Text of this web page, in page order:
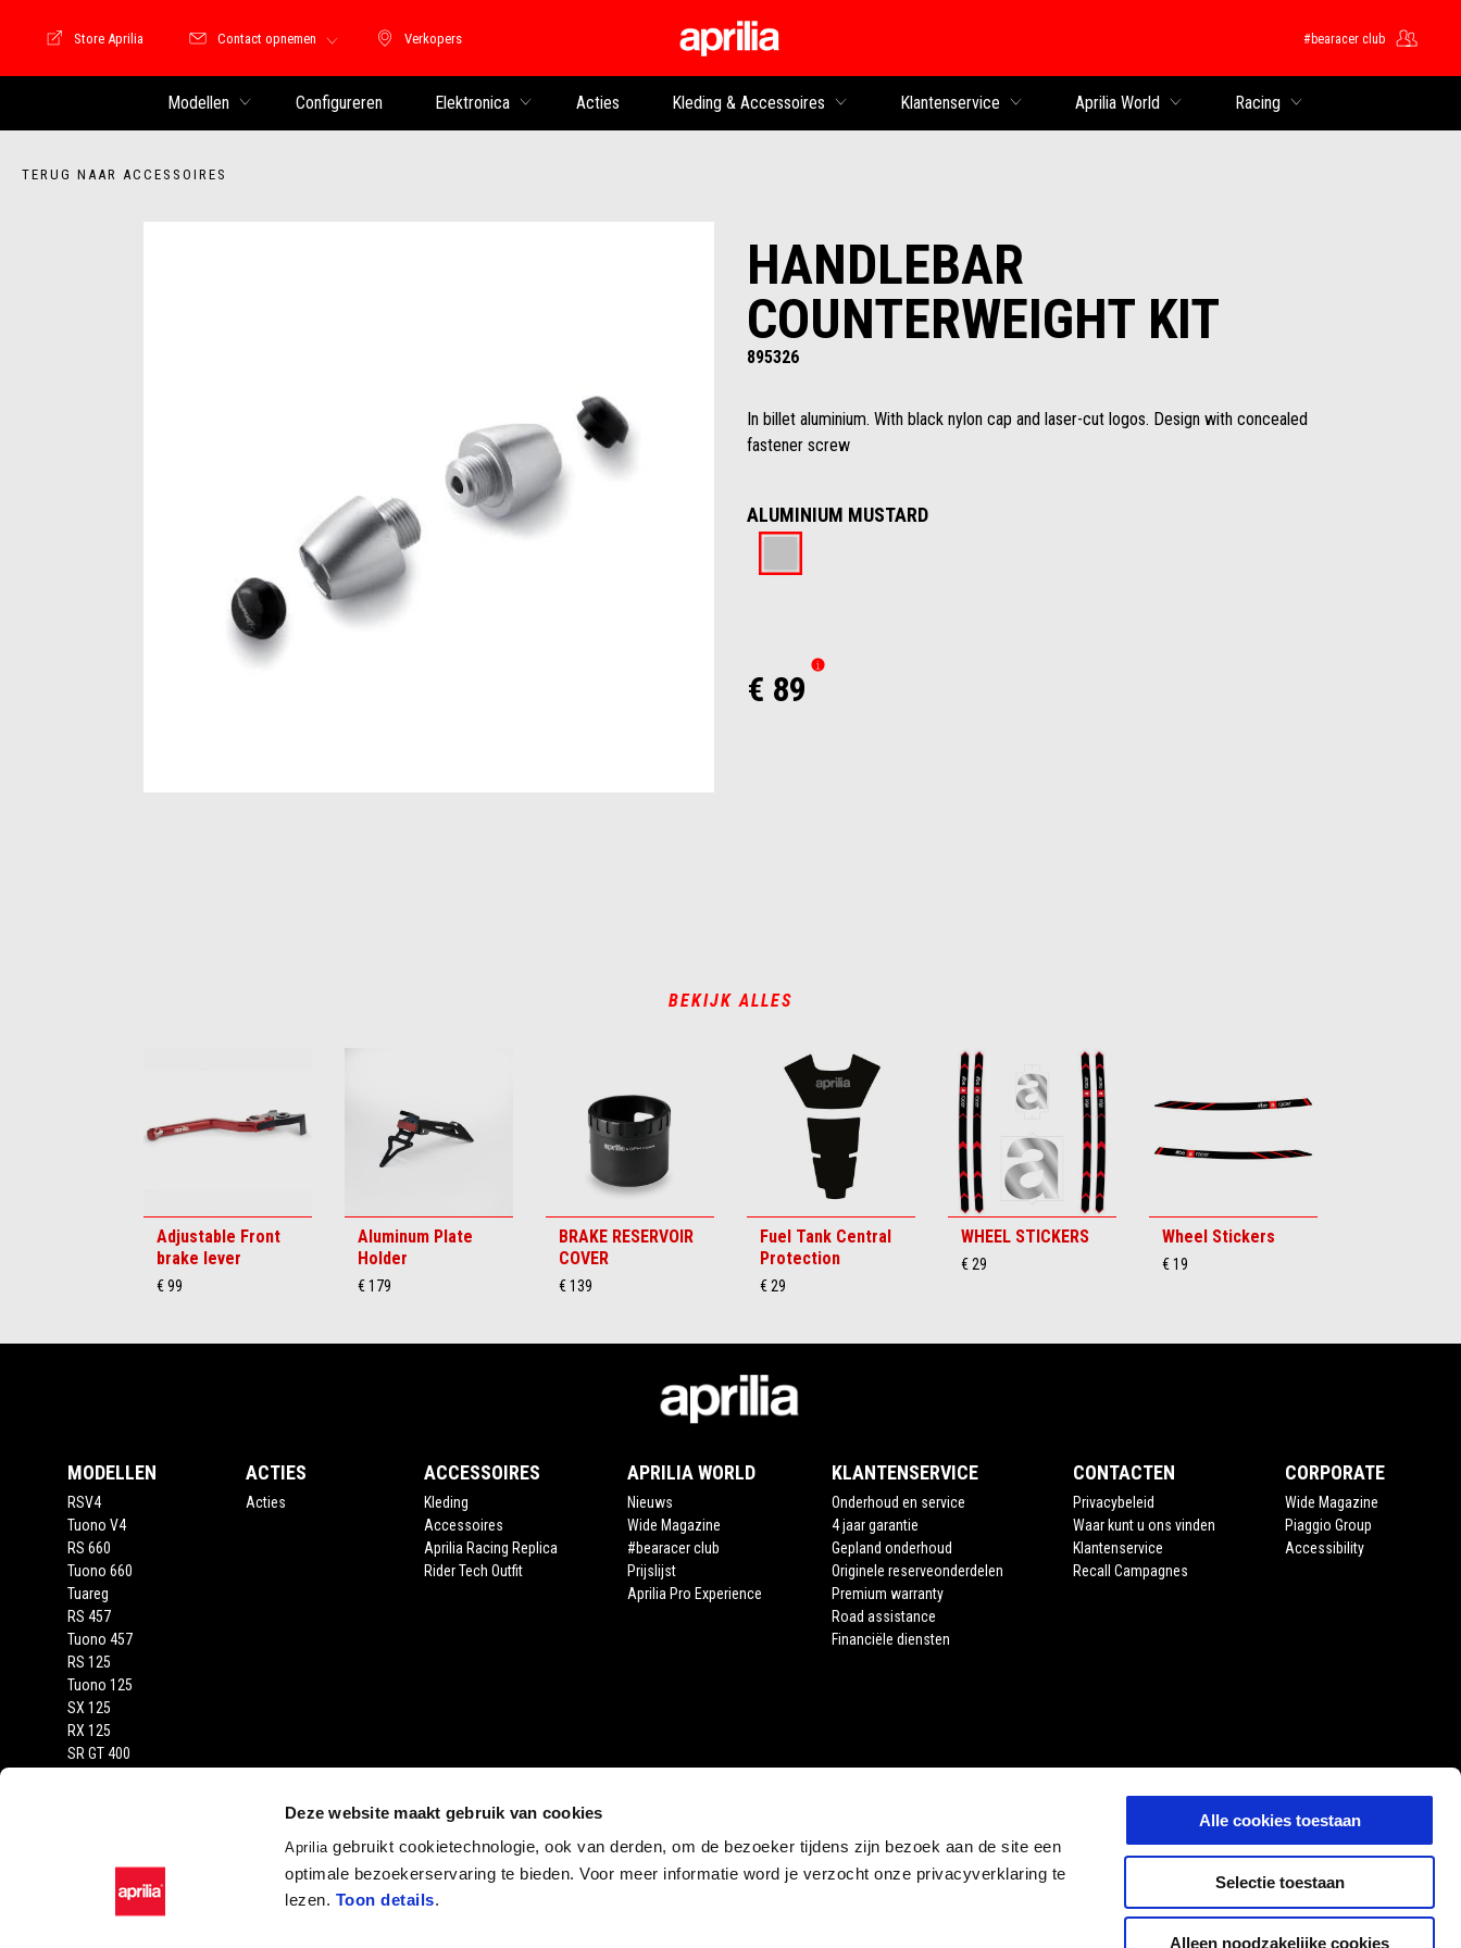
Deze website maakt gebruik van cookies
Apriliagebruikt cookietechnologie, ook van derden, om de bezoeker tijdens zijn bezoek aan de site een
optimale bezoekerservaring te bieden. Voor meer informatie word je verzocht onze privacyverklaring te
lezen. Toon details.
Alle cookies toestaan
Selectie toestaan
Alleen noodzakelijke cookies
Verkopers
Verkopers
Store Motoguzzi
Store Aprilia Contact opnemen #bearacer club
Modellen Configureren Elektronica Acties Kleding & Accessoires Klantenservice Aprilia World Racing
TERUG NAAR ACCESSOIRES
HANDLEBAR
COUNTERWEIGHT KIT
895326
In billet aluminium. With black nylon cap and laser-cut logos. Design with concealed
fastener screw
ALUMINIUM MUSTARD
€ 89
BEKIJK ALLES
Adjustable Front
brake lever
€ 99
Aluminum Plate
Holder
€ 179
BRAKE RESERVOIR
COVER
€ 139
Fuel Tank Central
Protection
€ 29
WHEEL STICKERS
€ 29
Wheel Stickers
€ 19
MODELLEN
RSV4
Tuono V4
RS 660
Tuono 660
Tuareg
RS 457
Tuono 457
RS 125
Tuono 125
SX 125
RX 125
SR GT 400
ACTIES
Acties
ACCESSOIRES
Kleding
Accessoires
Aprilia Racing Replica
Rider Tech Outfit
APRILIA WORLD
Nieuws
Wide Magazine
#bearacer club
Prijslijst
Aprilia Pro Experience
KLANTENSERVICE
Onderhoud en service
4 jaar garantie
Gepland onderhoud
Originele reserveonderdelen
Premium warranty
Road assistance
Financiële diensten
CONTACTEN
Privacybeleid
Waar kunt u ons vinden
Klantenservice
Recall Campagnes
CORPORATE
Wide Magazine
Piaggio Group
Accessibility
STORE APRILIA